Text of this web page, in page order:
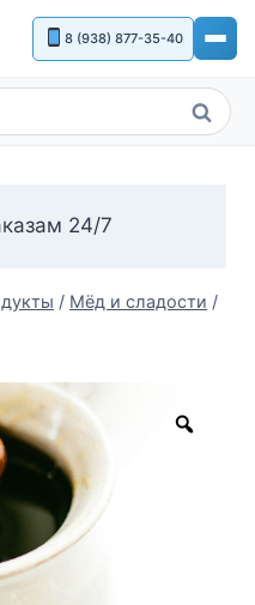
8 (938) 877-35-40
Поиск
24/7
/ Мёд и сладости /